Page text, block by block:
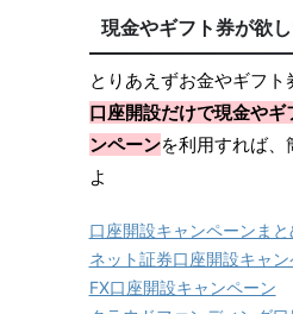
現金やギフト券が欲
とりあえずお金やギフト
口座開設だけで現金やギ
ンペーンを利用すれば、
よ
口座開設キャンペーンまと
ネット証券口座開設キャン
FX口座開設キャンペーン